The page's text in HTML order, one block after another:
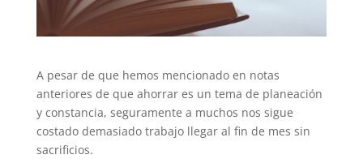
A pesar de que hemos mencionado en notas
anteriores de que ahorrar es un tema de planeación
y constancia, seguramente a muchos nos sigue
costado demasiado trabajo llegar al fin de mes sin
sacrificios.